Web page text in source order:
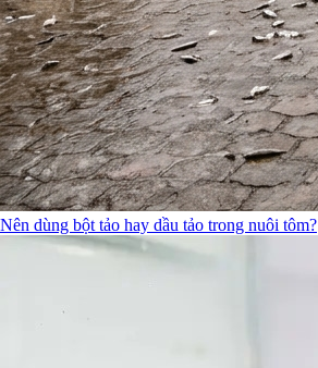
Nên dùng bột tảo hay dầu tảo trong nuôi tôm?